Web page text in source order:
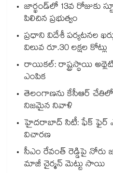
జార్ఖండ్‌‌‌‌లో 13వ రోజుకు
పిలిచిన ప్రభుత్వం
ప్రధాని విదేశీ పర్యటనల
విలువ రూ.30 లక్షల కోట్లు
రాయికల్: రాష్ట్రస్థాయి
ఎంపిక
తెలంగాణను కేసీఆర్‌‌
నిజమైన నివాళి
హైదరాబాద్ సిటీ: ఫేక్ ఫైర్
విచారణ
సీఎం రేవంత్ రెడ్డిపై నోరు
మాజీ చైర్మన్ మెట్టు సాయి